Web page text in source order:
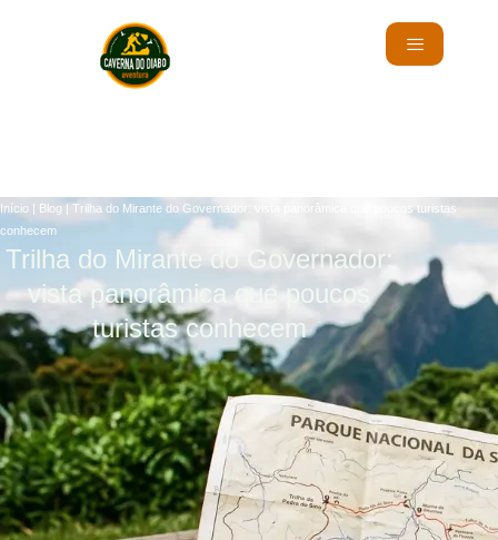
Início | Blog | Trilha do Mirante do Governador: vista panorâmica que poucos turistas
conhecem
Trilha do Mirante do Governador:
vista panorâmica que poucos
turistas conhecem